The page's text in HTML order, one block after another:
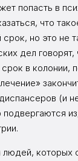
попасть в
что
но это не
дел говорят,
в колонии,
(и
подвергаются
которых